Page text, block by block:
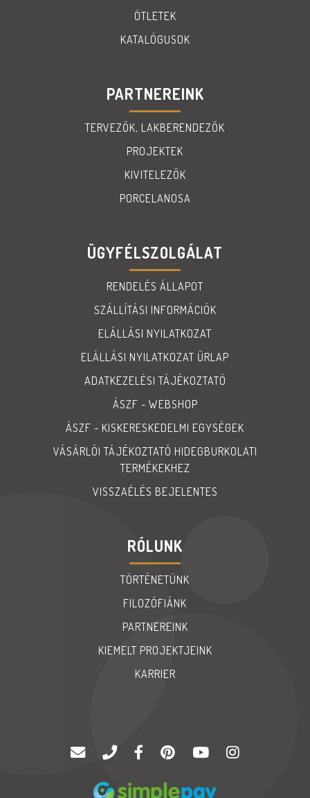
ÖTLETEK
KATALÓGUSOK
PARTNEREINK
TERVEZŐK, LAKBERENDEZŐK
PROJEKTEK
KIVITELEZŐK
PORCELANOSA
ÜGYFÉLSZOLGÁLAT
RENDELÉS ÁLLAPOT
SZÁLLÍTÁSI INFORMÁCIÓK
ELÁLLÁSI NYILATKOZAT
ELÁLLÁSI NYILATKOZAT ŰRLAP
ADATKEZELÉSI TÁJÉKOZTATÓ
ÁSZF - WEBSHOP
ÁSZF - KISKERESKEDELMI EGYSÉGEK
VÁSÁRLÓI TÁJÉKOZTATÓ HIDEGBURKOLATI
TERMÉKEKHEZ
VISSZAÉLÉS BEJELENTES
RÓLUNK
TÖRTÉNETÜNK
FILOZÓFIÁNK
PARTNEREINK
KIEMELT PROJEKTJEINK
KARRIER